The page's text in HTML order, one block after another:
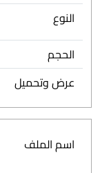
النوع
الحجم
عرض وتحميل
اسم الملف